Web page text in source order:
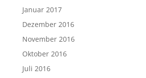
Januar 2017
Dezember 2016
November 2016
Oktober 2016
Juli 2016